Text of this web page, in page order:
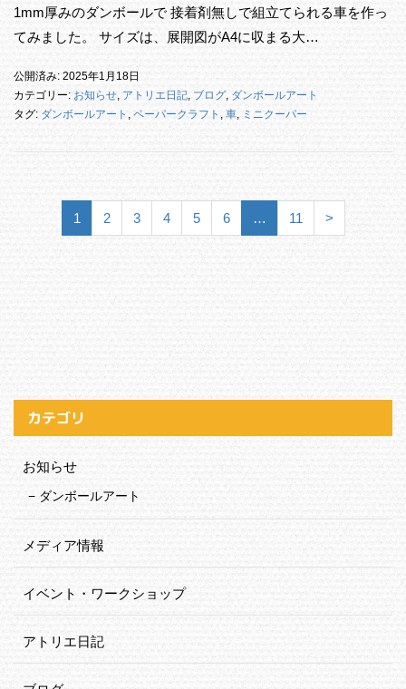
1mm厚みのダンボールで 接着剤無しで組立てられる車を作っ
てみました。 サイズは、展開図がA4に収まる大…
公開済み: 2025年1月18日
カテゴリー: お知らせ, アトリエ日記, ブログ, ダンボールアート
タグ: ダンボールアート , ペーパークラフト , 車, ミニクーパー
1 2 3 4 5 6 … 11 >
カテゴリ
お知らせ
ダンボールアート
メディア情報
イベント・ワークショップ
アトリエ日記